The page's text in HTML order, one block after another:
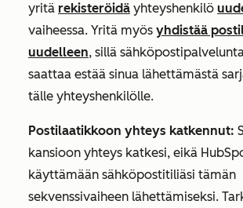
yritä rekisteröidä yhteyshenkilö
vaiheessa. Yritä myös yhdistää
uudelleen, sillä
saattaa estää sinua lähettämästä
tälle yhteyshenkilölle.
Postilaatikkoon yhteys katkennut:
kansioon yhteys katkesi, eikä
käyttämään sähköpostitiliäsi tämän
sekvenssivaiheen lähettämiseksi.